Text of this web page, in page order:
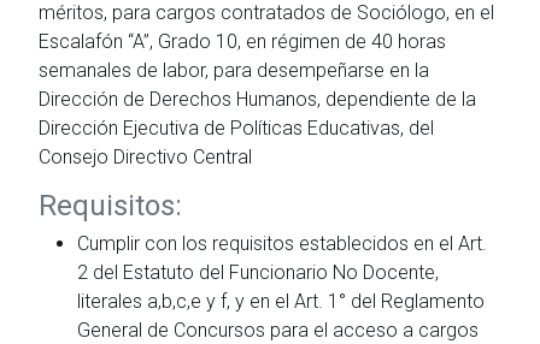
méritos, para cargos contratados de Sociólogo, en el
Escalafón “A”, Grado 10, en régimen de 40 horas
semanales de labor, para desempeñarse en la
Dirección de Derechos Humanos, dependiente de la
Dirección Ejecutiva de Políticas Educativas, del
Consejo Directivo Central
Requisitos:
Cumplir con los requisitos establecidos en el Art.
2 del Estatuto del Funcionario No Docente,
literales a,b,c,e y f, y en el Art. 1° del Reglamento
General de Concursos para el acceso a cargos